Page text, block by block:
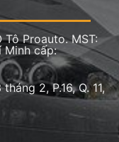
Proauto. MST:
Minh cấp:
2, P.16, Q. 11,